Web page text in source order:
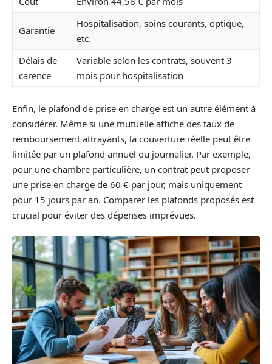
Garantie
Hospitalisation, soins courants, optique,
etc.
Délais de
carence
Variable selon les contrats, souvent 3
mois pour hospitalisation
Enfin, le plafond de prise en charge est un autre élément à
considérer. Même si une mutuelle affiche des taux de
remboursement attrayants, la couverture réelle peut être
limitée par un plafond annuel ou journalier. Par exemple,
pour une chambre particulière, un contrat peut proposer
une prise en charge de 60 € par jour, mais uniquement
pour 15 jours par an. Comparer les plafonds proposés est
crucial pour éviter des dépenses imprévues.